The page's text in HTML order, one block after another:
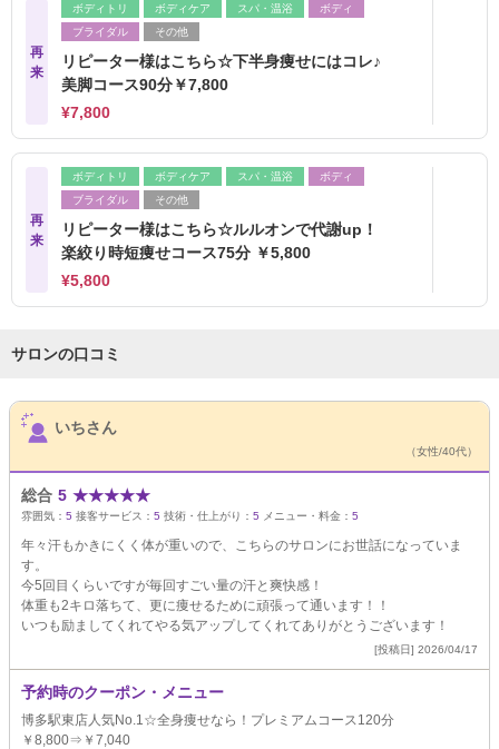
再
来
ボディトリ ボディケア スパ・温浴
ボディ
ブライダル
その他
リピーター様はこちら☆下半身痩せにはコレ♪
美脚コース90分￥7,800
¥7,800
再
来
ボディトリ ボディケア スパ・温浴
ボディ
ブライダル
その他
リピーター様はこちら☆ルルオンで代謝up！
楽絞り時短痩せコース75分 ￥5,800
¥5,800
サロンの口コミ
サロンPick Up
いちさん
（女性/40代）
総合 5 ★★★★★
雰囲気： 5 接客サービス： 5 技術・仕上がり： 5 メニュー・料金： 5
年々汗もかきにくく体が重いので、こちらのサロンにお世話になっていま
す。
今5回目くらいですが毎回すごい量の汗と爽快感！
体重も2キロ落ちて、更に痩せるために頑張って通います！！
いつも励ましてくれてやる気アップしてくれてありがとうございます！
[投稿日] 2026/04/17
予約時のクーポン・メニュー
博多駅東店人気No.1☆全身痩せなら！プレミアムコース120分
￥8,800⇒￥7,040